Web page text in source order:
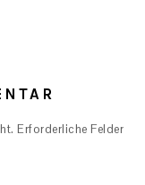
Erforderliche Felder